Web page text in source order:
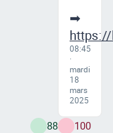
➡
08:45
·
mardi
18
mars
2025
88 100